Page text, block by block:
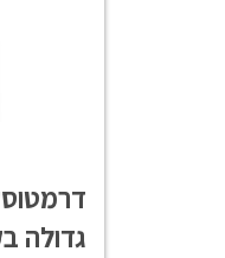
גדולה